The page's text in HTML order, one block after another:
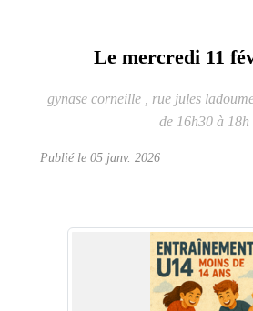
Le mercredi 11
gynase corneille , rue jules
de 16h30 à 18h
Publié le 05 janv. 2026